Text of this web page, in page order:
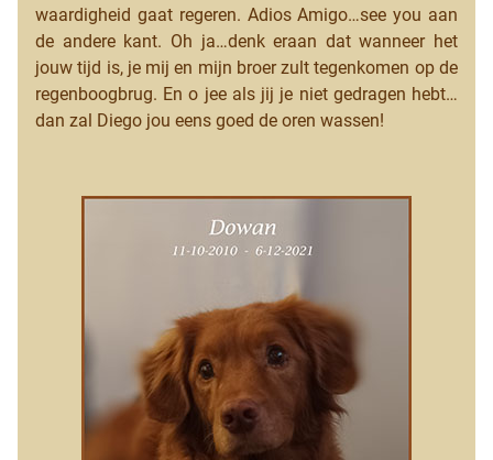
waardigheid gaat regeren. Adios Amigo…see you aan
de andere kant. Oh ja…denk eraan dat wanneer het
jouw tijd is, je mij en mijn broer zult tegenkomen op de
regenboogbrug. En o jee als jij je niet gedragen hebt…
dan zal Diego jou eens goed de oren wassen!